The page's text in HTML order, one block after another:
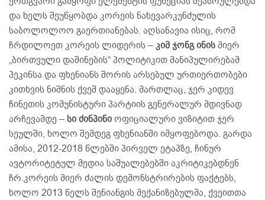
და ხელს შეუწყობდა კორეის ნახევარკუნძულის
საბოლოლოო გაერთიანებას. აღსანავია ისიც, რომ
ჩრდილოეთ კორეის ლიდერის –კიმ ჯონგ ინისმიერ
„ბირთვული დაშინების“ პოლიტიკით მანიპულირებამ
პეკინსა და ფხენიანს შორის არსებულ ურთიერთობები
კითხვის ნიშნის ქვეშ დააყენა. მართლაც, ჯერ კიდევ
ჩინეთის კომუნისტური პარტიის გენერალურ მდივნად
არჩევამდე –სი ძინპინიოფიციალური ვიზიტით ჯერ
სეულში, ხოლო შემდეგ ფხენიანში იმყოფებოდა. გარდა
ამისა, 2012-2018 წლებში პირველ ეტაპზე, ჩინურ
ავტორიტეტულ მედია საშუალებებში აკრიტიკებდნენ
ჩრ.კორეის მიერ ძალის დემონსტრირების ფაქტებს,
ხოლო 2013 წელს შენიანგის მექანიზებულმა, ქვეითთა